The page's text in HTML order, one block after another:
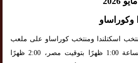
وكوراساو
منتخب اسكتلندا ومنتخب كوراساو على ملعب
هامبدن بارك في تمام الساعة 1:00 ظهرًا بتوقيت مصر، 2:00 ظهرًا